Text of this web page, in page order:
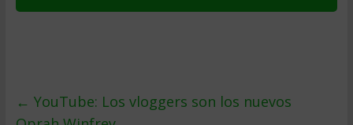
← YouTube: Los vloggers son los nuevos